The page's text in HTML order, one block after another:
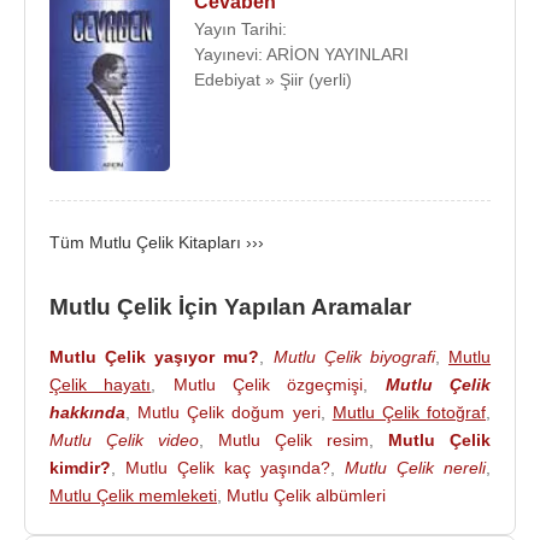
kitaplarını yazdı.
Şiir, Anı, Öykü dallarında çeşitli ödüllere layık
görüldü.
Çocukları Suç ve Suçlulardan Koruma Vakfı
(
ÇOKAV) tarafından 2008’de “Yılın Vatandaşı”
Mutlu Çelik, bekardır.
Çevik Kuvvet Nasıl Yönetilmeli
Organize Suç ve Mücadele Yöntemleri
Çocukları Suç ve Suçlulardan Koruma yöntemleri
1991 - Gücendiğim
1994 - Yalnızlık Pusuda Bekler
Yayın Tarihi:
Yayınevi: ARİON YAYINLARI
Edebiyat » Şiir (yerli)
Tüm Mutlu Çelik Kitapları ›››
Mutlu Çelik İçin Yapılan Aramalar
Mutlu Çelik yaşıyor mu? Mutlu Çelik biyografi, Mutlu
Çelik hayatı
Mutlu Çelik özgeçmişi
Mutlu Çelik
hakkında
Mutlu Çelik doğum yeri, Mutlu Çelik fotoğraf
Mutlu Çelik video
Mutlu Çelik resim
Mutlu Çelik
kimdir?
Mutlu Çelik kaç yaşında? Mutlu Çelik nereli,
Mutlu Çelik memleketi Mutlu Çelik albümleri